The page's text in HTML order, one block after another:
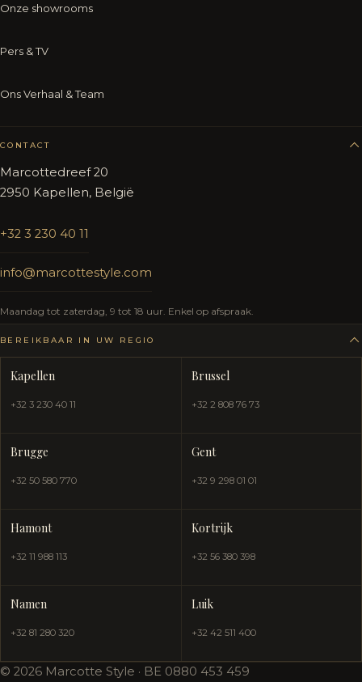
Onze showrooms
Pers & TV
Ons Verhaal & Team
CONTACT
Marcottedreef 20
2950 Kapellen, België
+32 3 230 40 11
info@marcottestyle.com
Maandag tot zaterdag, 9 tot 18 uur. Enkel op afspraak.
BEREIKBAAR IN UW REGIO
Kapellen
+32 3 230 40 11
Brussel
+32 2 808 76 73
Brugge
+32 50 580 770
Gent
+32 9 298 01 01
Hamont
+32 11 988 113
Kortrijk
+32 56 380 398
Namen
+32 81 280 320
Luik
+32 42 511 400
© 2026 Marcotte Style · BE 0880 453 459